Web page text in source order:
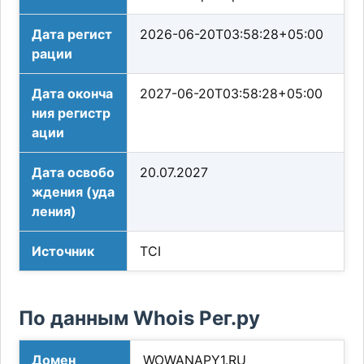
Дата регист
рации
2026-06-20T03:58:28+05:00
Дата оконча
ния регистр
ации
2027-06-20T03:58:28+05:00
Дата освобо
ждения (уда
ления)
20.07.2027
Источник TCI
По данным Whois Рег.ру
Домен WOWANAPY1.RU